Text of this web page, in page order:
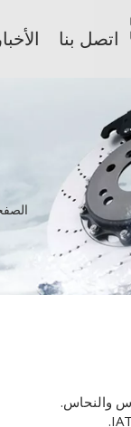
اتصل بنا الأخبار
والنحاس.